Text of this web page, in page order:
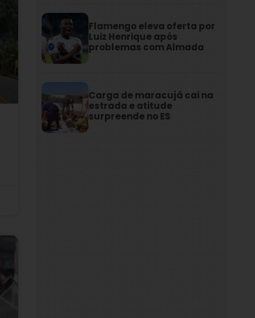
Flamengo eleva oferta por
Luiz Henrique após
problemas com Almada
Carga de maracujá cai na
estrada e atitude
surpreende no ES